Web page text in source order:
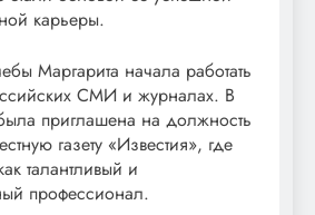
карьеры.
Маргарита начала работать
СМИ и журналах. В
приглашена на должность
газету «Известия», где
талантливый и
профессионал.